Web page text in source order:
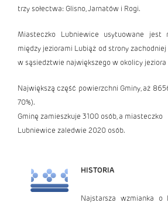
trzy sołectwa: Glisno, Jarnatów i Rogi.
Miasteczko Lubniewice usytuowane jest
między jeziorami Lubiąż od strony
w sąsiedztwie największego w okolicy jeziora
Największą część powierzchni Gminy, aż
70%).
Gminę zamieszkuje 3100 osób, a miasteczko
Lubniewice zaledwie 2020 osób.
HISTORIA
Najstarsza wzmianka o